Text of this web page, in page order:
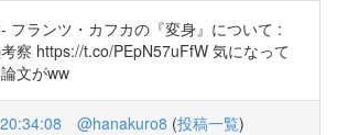
フランツ・カフカの『変身』について :
考察 https://t.co/PEpN57uFfW 気になって
文がww
@hanakuro8 (投稿一覧)